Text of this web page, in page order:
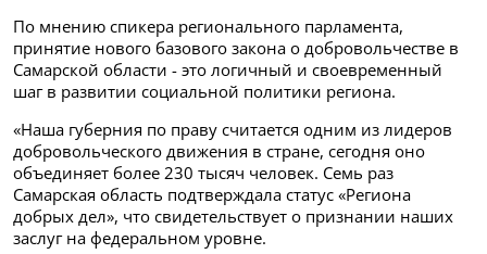
По мнению спикера регионального парламента,
принятие нового базового закона о добровольчестве в
Самарской области - это логичный и своевременный
шаг в развитии социальной политики региона.
«Наша губерния по праву считается одним из лидеров
добровольческого движения в стране, сегодня оно
объединяет более 230 тысяч человек. Семь раз
Самарская область подтверждала статус «Региона
добрых дел», что свидетельствует о признании наших
заслуг на федеральном уровне.